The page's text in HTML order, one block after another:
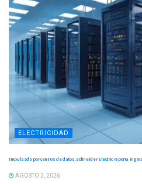
ELECTRICIDAD
Impulsada por centros de datos, Schneider Electric reporta
AGOSTO 3, 2026